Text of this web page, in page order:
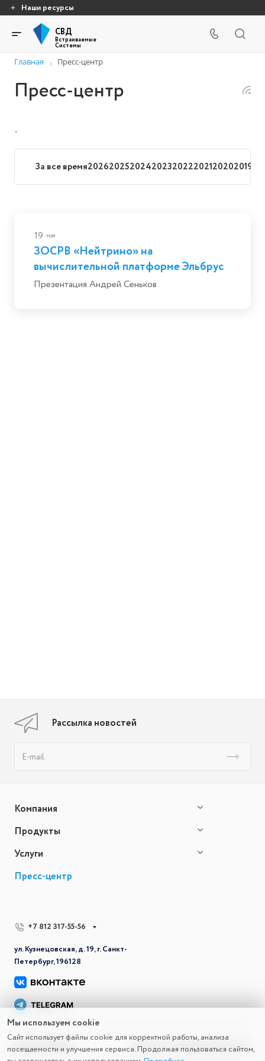
Наши ресурсы
СВД
Встраиваемые
Системы
Главная Пресс-центр
Пресс-центр
-
За все время20262025202420232022202120202019
19 мая
ЗОСРВ «Нейтрино» на
вычислительной платформе Эльбрус
Презентация Андрей Сеньков
Рассылка новостей
Компания
Продукты
Услуги
Пресс-центр
+7 812 317-55-56
ул. Кузнецовская, д. 19, г. Санкт-
Петербург, 196128
© 2026 СВД ВС Политика конфиденциальности
Мы используем cookie
Сайт использует файлы cookie для корректной работы, анализа
посещаемости и улучшения сервиса. Продолжая пользоваться сайтом,